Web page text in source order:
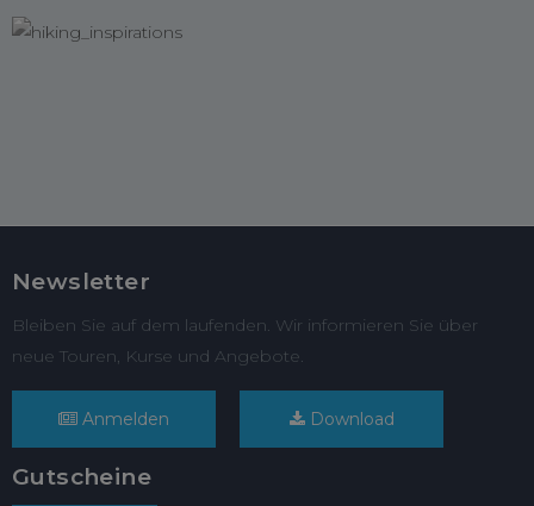
Newsletter
Bleiben Sie auf dem laufenden. Wir informieren Sie über
neue Touren, Kurse und Angebote.
Anmelden Download
Gutscheine